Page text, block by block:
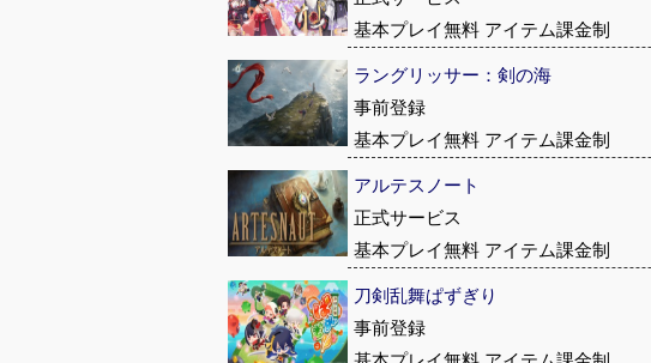
基本プレイ無料 アイテム課金制
ラングリッサー：剣の海
事前登録
基本プレイ無料 アイテム課金制
アルテスノート
正式サービス
基本プレイ無料 アイテム課金制
刀剣乱舞ぱずぎり
事前登録